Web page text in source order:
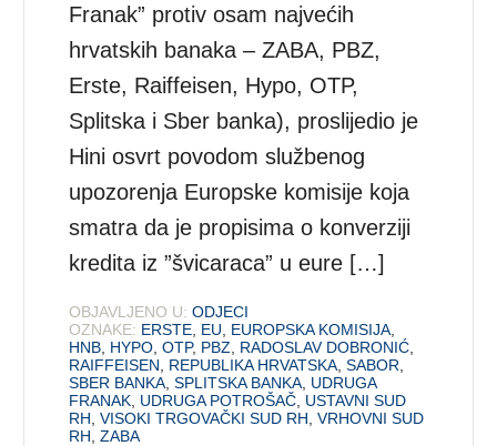
Franak” protiv osam najvećih
hrvatskih banaka – ZABA, PBZ,
Erste, Raiffeisen, Hypo, OTP,
Splitska i Sber banka), proslijedio je
Hini osvrt povodom službenog
upozorenja Europske komisije koja
smatra da je propisima o konverziji
kredita iz ”švicaraca” u eure […]
OBJAVLJENO U: ODJECI
OZNAKE: ERSTE EU EUROPSKA KOMISIJA
HNB HYPO ,OTP, PBZ RADOSLAV DOBRONIĆ
RAIFFEISEN
REPUBLIKA HRVATSKA ,SABOR
SBER BANKA ,SPLITSKA BANKA UDRUGA
FRANAK UDRUGA POTROŠAČ USTAVNI SUD
RH ,VISOKI TRGOVAČKI SUD RH ,VRHOVNI SUD
RH ,ZABA